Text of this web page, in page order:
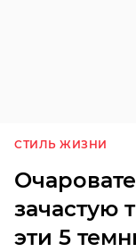
СТИЛЬ ЖИЗНИ
зачастую
эти 5